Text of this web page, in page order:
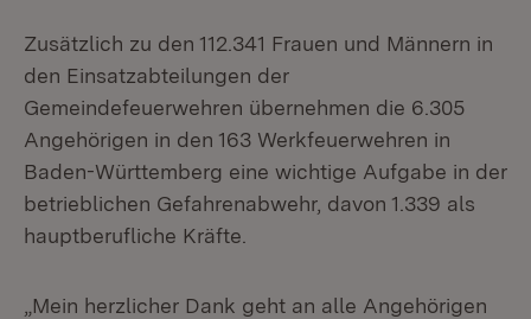
Zusätzlich zu den 112.341 Frauen und Männern in
den Einsatzabteilungen der
Gemeindefeuerwehren übernehmen die 6.305
Angehörigen in den 163 Werkfeuerwehren in
Baden-Württemberg eine wichtige Aufgabe in der
betrieblichen Gefahrenabwehr, davon 1.339 als
hauptberufliche Kräfte.
„Mein herzlicher Dank geht an alle Angehörigen